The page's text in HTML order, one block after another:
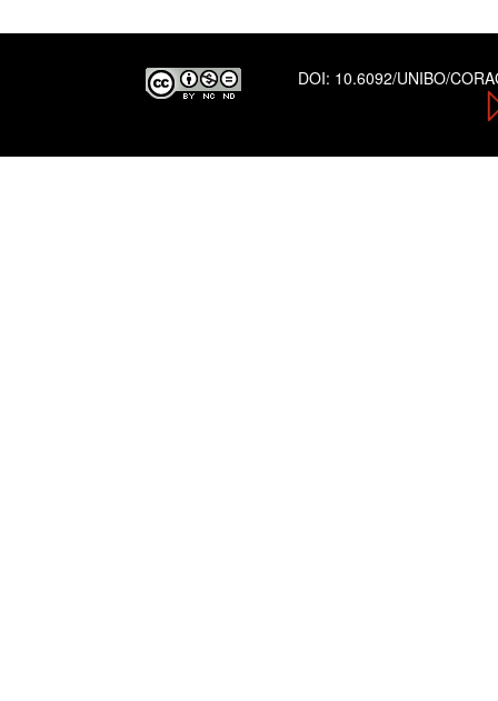
DOI: 10.6092/UNIBO/